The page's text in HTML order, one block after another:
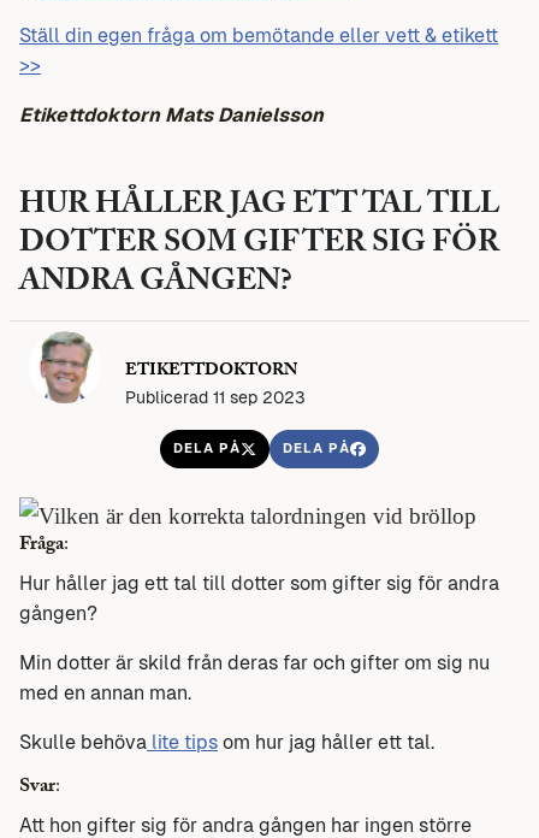
Ställ din egen fråga om bemötande eller vett & etikett
>>
Etikettdoktorn Mats Danielsson
HUR HÅLLER JAG ETT TAL TILL
DOTTER SOM GIFTER SIG FÖR
ANDRA GÅNGEN?
ETIKETTDOKTORN
Publicerad 11 sep 2023
DELA PÅ DELA PÅ
Fråga:
Hur håller jag ett tal till dotter som gifter sig för andra
gången?
Min dotter är skild från deras far och gifter om sig nu
med en annan man.
Skulle behöva lite tips om hur jag håller ett tal.
Svar:
Att hon gifter sig för andra gången har ingen större